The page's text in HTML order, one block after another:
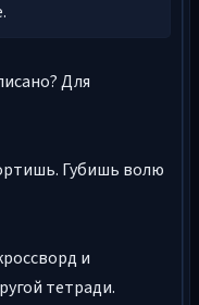
Для
Губишь волю
и
тетради.